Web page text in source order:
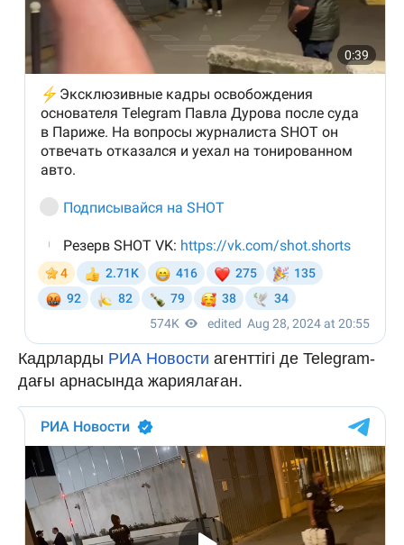
Кадрларды РИА Новости агенттігі де Telegram-
дағы арнасында жариялаған.